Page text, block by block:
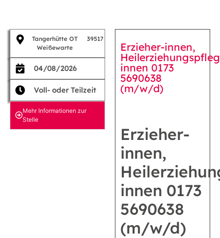
Tangerhütte OT
Weißewarte
39517
04/08/2026
Voll- oder Teilzeit
Mehr Informationen zur
Stelle
Erzieher-innen,
innen 0173
5690638
(m/w/d)
Erzieher-
innen,
innen 0173
5690638
(m/w/d)